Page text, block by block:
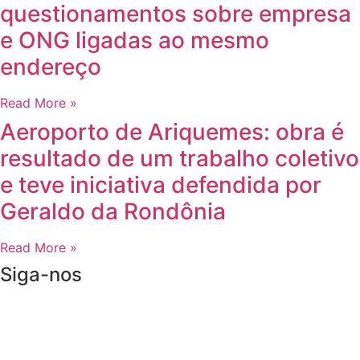
questionamentos sobre empresa
e ONG ligadas ao mesmo
endereço
Read More »
Aeroporto de Ariquemes: obra é
resultado de um trabalho coletivo
e teve iniciativa defendida por
Geraldo da Rondônia
Read More »
Siga-nos